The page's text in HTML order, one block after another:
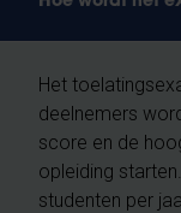
Het
deelnemers
score en de
opleiding
studenten per